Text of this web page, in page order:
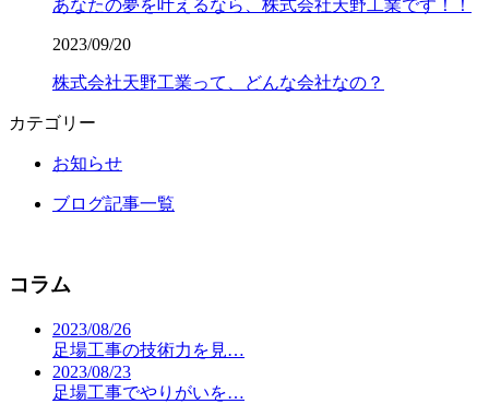
あなたの夢を叶えるなら、株式会社天野工業です！！
2023/09/20
株式会社天野工業って、どんな会社なの？
カテゴリー
お知らせ
ブログ記事一覧
コラム
2023/08/26
足場工事の技術力を見…
2023/08/23
足場工事でやりがいを…